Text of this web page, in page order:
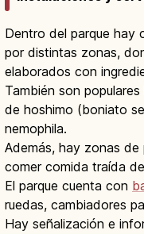
Dentro del parque hay
por distintas zonas,
elaborados con
También son
de hoshimo (boniato
nemophila.
Además, hay zonas
comer comida traída
El parque cuenta con
ruedas, cambiadores
Hay señalización e